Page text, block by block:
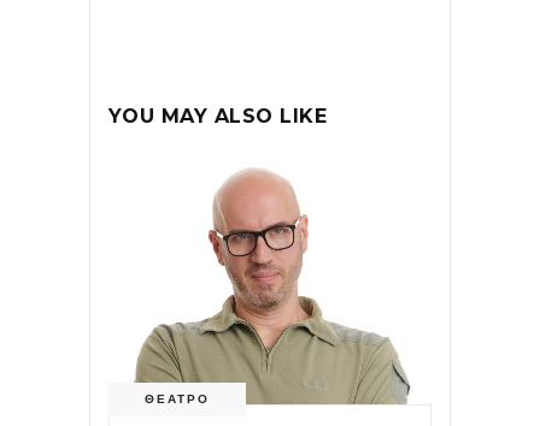
YOU MAY ALSO LIKE
ΘΕΑΤΡΟ